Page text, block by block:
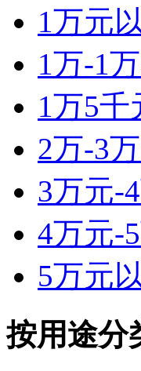
1万元
1万-1
1万5千
2万-3
3万元-
4万元-
5万元
按用途分